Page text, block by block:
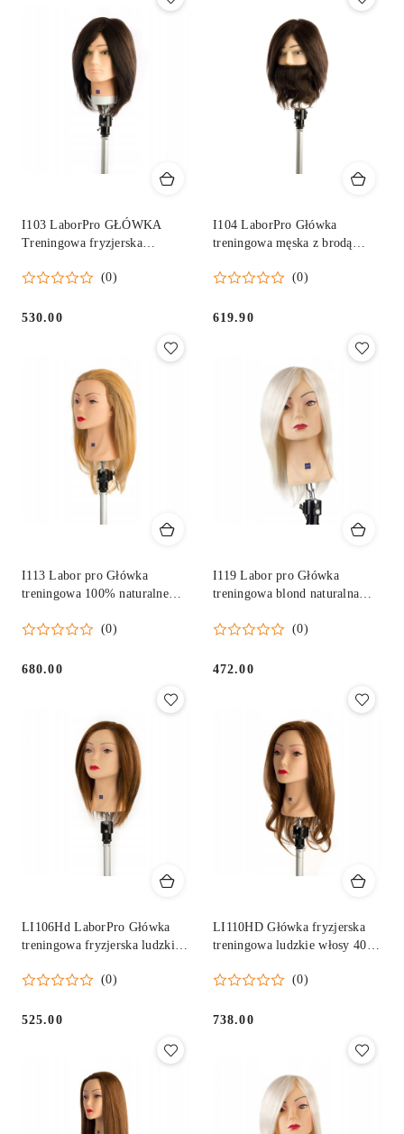
I103 LaborPro GŁÓWKA
Treningowa fryzjerska
(0)
Cena:
530.00
I104 LaborPro Główka
treningowa męska z brodą
(0)
Cena:
619.90
I113 Labor pro Główka
treningowa 100% naturalne
(0)
Cena:
680.00
I119 Labor pro Główka
treningowa blond naturalna
(0)
Cena:
472.00
LI106Hd LaborPro Główka
treningowa fryzjerska ludzkie
(0)
Cena:
525.00
LI110HD Główka fryzjerska
treningowa ludzkie włosy 40
(0)
Cena:
738.00